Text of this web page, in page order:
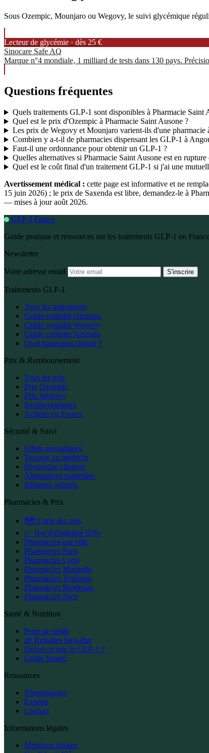
Sous Ozempic, Mounjaro ou Wegovy, le suivi glycémique
Lecteur de glycémie · dès 25 €
Sinocare Safe AQ
Marque n°4 mondiale, 1 milliard de tests dans 130 pays.
Questions fréquentes
Quels traitements GLP-1 sont disponibles à Pharmacie Saint
Quel est le prix d'Ozempic à Pharmacie Saint Ausone ?
Les prix de Wegovy et Mounjaro varient-ils d'une pharmacie
Combien y a-t-il de pharmacies dispensant les GLP-1 à
Faut-il une ordonnance pour obtenir un GLP-1 ?
Quelles alternatives si Pharmacie Saint Ausone est en rupture
Quel est le coût final d'un traitement GLP-1 si j'ai une
Avertissement médical : cette page est informative et ne
15 juin 2026) ; le prix de Saxenda est libre, demandez-le à
— mises à jour août 2026.
GLP-1 France
Guide pratique et ressources sur les traitements GLP-1 en
Newsletter
Votre adresse email S'inscrire
Traitements GLP-1
Tous les traitements
Guide complet Ozempic
Guide complet Wegovy
Guide complet Saxenda
Quel traitement choisir ?
Prix & Remboursement
Tous les prix
Prix Ozempic
Prix Wegovy
Remboursement
Acheter en France
Sécurité & Suivi
Effets secondaires
Trouver un médecin
Recherche clinique
Alternatives naturelles
Régimes adaptés
Pharmacies & Prix
🗺️ Carte des prix
✅ Test d'éligibilité 65%
Pharmacies par ville
Pharmacies Paris
Pharmacies Lyon
Pharmacies Marseille
Pharmacies Toulouse
Pharmacies Bordeaux
Pharmacies Nice
Santé & Nutrition
Perte de poids
🌿 Retraites bien-être
Qu'est-ce que le GLP-1 ?
Guide beauté
Ressources
Témoignages
Experts
Contact
Informations légales
Mentions légales